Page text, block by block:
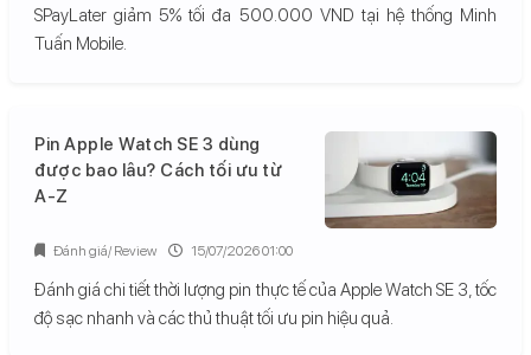
SPayLater giảm 5% tối đa 500.000 VND tại hệ thống Minh
Tuấn Mobile.
Pin Apple Watch SE 3 dùng
được bao lâu? Cách tối ưu từ
A-Z
Đánh giá chi tiết thời lượng pin thực tế của Apple Watch SE 3, tốc
độ sạc nhanh và các thủ thuật tối ưu pin hiệu quả.
Đánh giá/ Review 15/07/2026 01:00